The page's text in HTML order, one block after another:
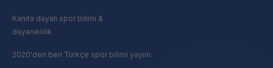
Kanıta dayalı spor bilimi &
dayanıklılık
2020'den beri Türkçe spor bilimi yayını.